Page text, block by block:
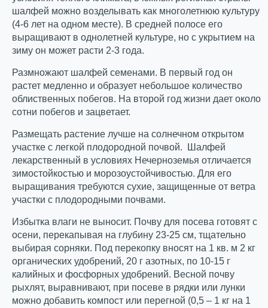
шалфей можно возделывать как многолетнюю культуру
(4-6 лет на одном месте). В средней полосе его
выращивают в однолетней культуре, но с укрытием на
зиму он может расти 2-3 года.
Размножают шалфей семенами. В первый год он
растет медленно и образует небольшое количество
облиственных побегов. На второй год жизни дает около
сотни побегов и зацветает.
Размещать растение лучше на солнечном открытом
участке с легкой плодородной почвой. Шалфей
лекарственный в условиях Нечерноземья отличается
зимостойкостью и морозоустойчивостью. Для его
выращивания требуются сухие, защищенные от ветра
участки с плодородными почвами.
Избытка влаги не выносит. Почву для посева готовят с
осени, перекапывая на глубину 23-25 см, тщательно
выбирая сорняки. Под перекопку вносят на 1 кв. м 2 кг
органических удобрений, 20 г азотных, по 10-15 г
калийных и фосфорных удобрений. Весной почву
рыхлят, выравнивают, при посеве в рядки или лунки
можно добавить компост или перегной (0,5 – 1 кг на 1